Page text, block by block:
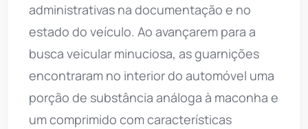
administrativas na documentação e no
estado do veículo. Ao avançarem para a
busca veicular minuciosa, as guarnições
encontraram no interior do automóvel uma
porção de substância análoga à maconha e
um comprimido com características